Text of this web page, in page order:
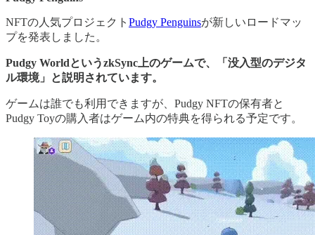
NFTの人気プロジェクト Pudgy Penguinsが新しいロードマッ
プを発表しました。
Pudgy WorldというzkSync上のゲームで、「没入型のデジタ
ル環境」と説明されています。
ゲームは誰でも利用できますが、Pudgy NFTの保有者と
Pudgy Toyの購入者はゲーム内の特典を得られる予定です。